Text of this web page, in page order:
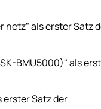
netz" als erster Satz
BMU5000)" als
erster Satz der